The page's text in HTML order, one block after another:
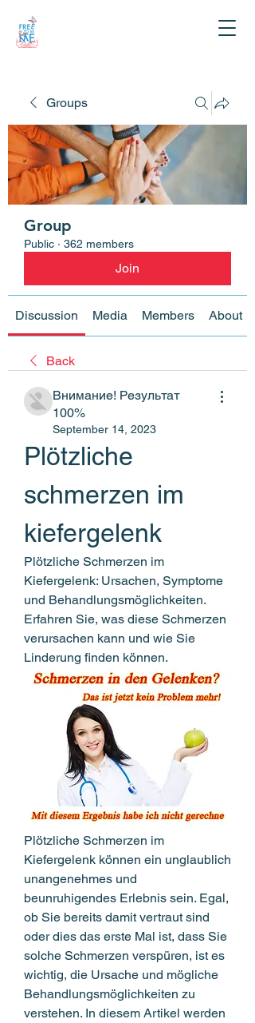
Groups
Group
Public · 362 members
Join
Discussion Media Members About
Back
Внимание! Результат
100%
September 14, 2023
Plötzliche
schmerzen im
kiefergelenk
Plötzliche Schmerzen im
Kiefergelenk: Ursachen, Symptome
und Behandlungsmöglichkeiten.
Erfahren Sie, was diese Schmerzen
verursachen kann und wie Sie
Linderung finden können.
Plötzliche Schmerzen im
Kiefergelenk können ein unglaublich
unangenehmes und
beunruhigendes Erlebnis sein. Egal,
ob Sie bereits damit vertraut sind
oder dies das erste Mal ist, dass Sie
solche Schmerzen verspüren, ist es
wichtig, die Ursache und mögliche
Behandlungsmöglichkeiten zu
verstehen. In diesem Artikel werden